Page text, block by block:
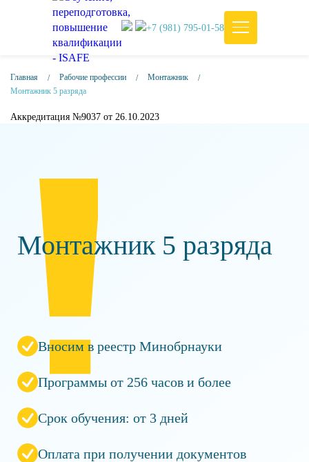
+7 (981) 795-01-58
Главная Рабочие профессии
Монтажник
Монтажник 5 разряда
Аккредитация №9037 от 26.10.2023
Монтажник 5 разряда
Вносим в реестр Минобрнауки
Программы от 256 часов и более
Срок обучения: от 3 дней
Оплата при получении документов